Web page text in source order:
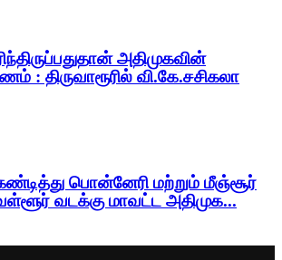
அதிமுகவின்
: திருவாரூரில் வி.கே.சசிகலா
பொன்னேரி மற்றும் மீஞ்சூர்
வடக்கு மாவட்ட அதிமுக...